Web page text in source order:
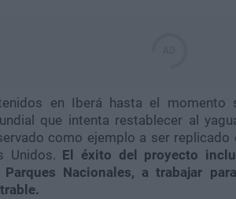
en Iberá hasta el momento
que intenta restablecer al
como ejemplo a ser replicado
Unidos. El éxito del proyecto
Nacionales, a trabajar